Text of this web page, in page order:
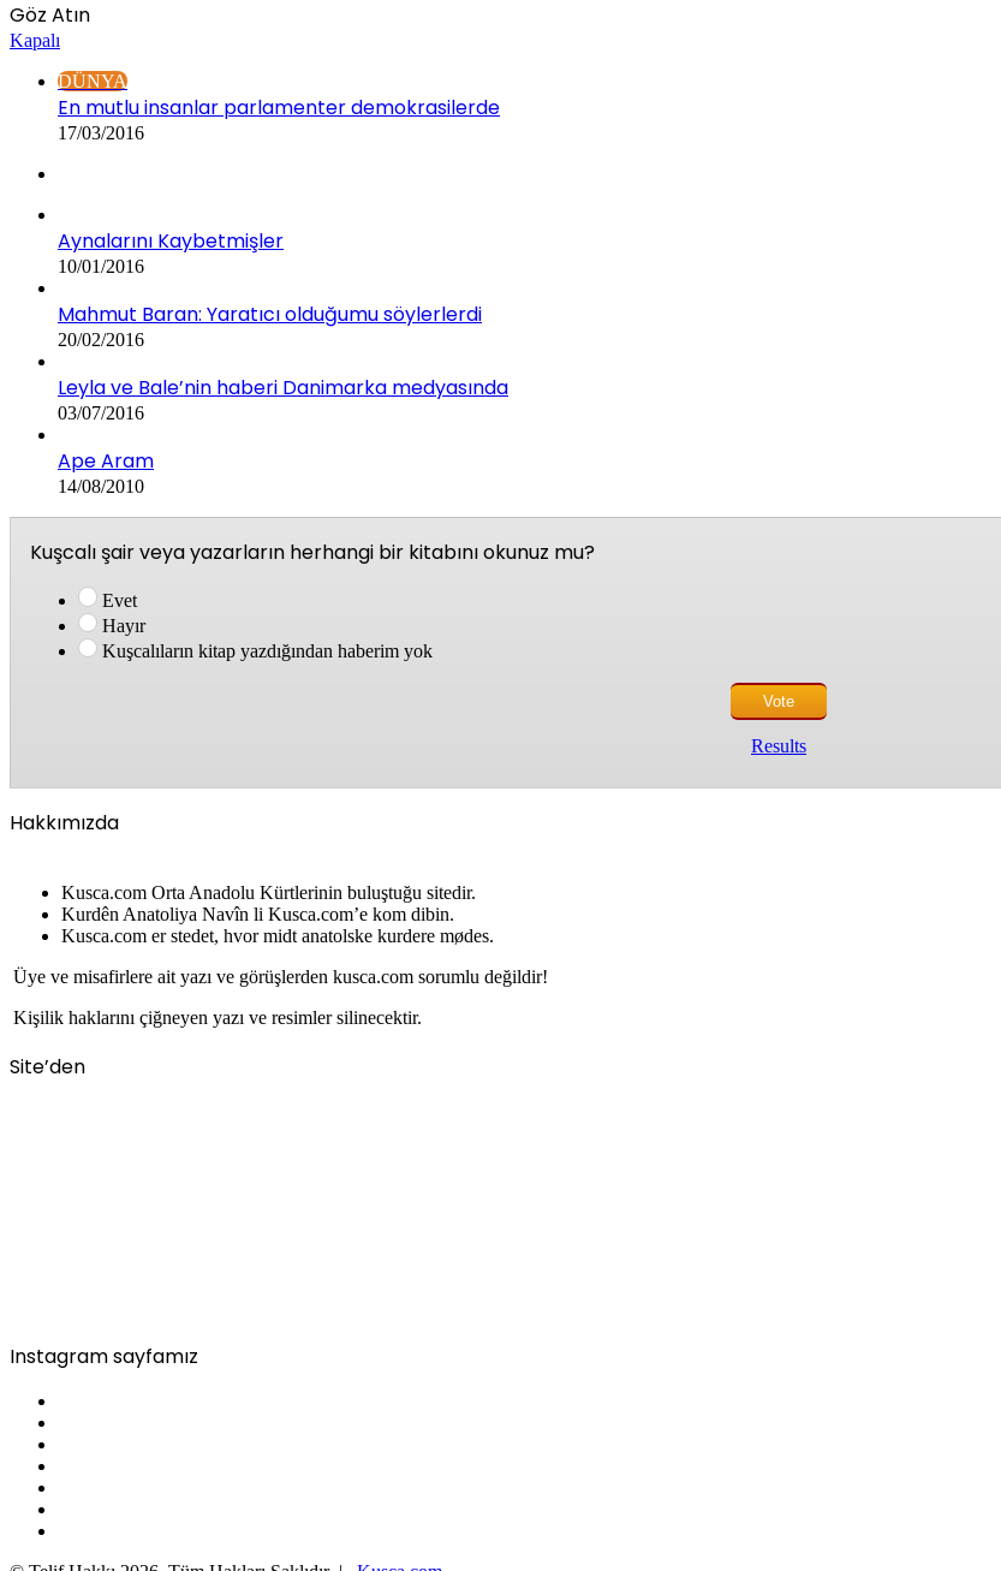
Göz Atın
Kapalı
DÜNYA
En mutlu insanlar parlamenter demokrasilerde
17/03/2016
Aynalarını Kaybetmişler
10/01/2016
Mahmut Baran: Yaratıcı olduğumu söylerlerdi
20/02/2016
Leyla ve Bale’nin haberi Danimarka medyasında
03/07/2016
Ape Aram
14/08/2010
Kuşcalı şair veya yazarların herhangi bir kitabını okunuz mu?
Evet
Hayır
Kuşcalıların kitap yazdığından haberim yok
Results
Hakkımızda
Kusca.com Orta Anadolu Kürtlerinin buluştuğu sitedir.
Kurdên Anatoliya Navîn li Kusca.com’e kom dibin.
Kusca.com er stedet, hvor midt anatolske kurdere mødes.
Üye ve misafirlere ait yazı ve görüşlerden kusca.com sorumlu değildir!
Kişilik haklarını çiğneyen yazı ve resimler silinecektir.
Site’den
Instagram sayfamız